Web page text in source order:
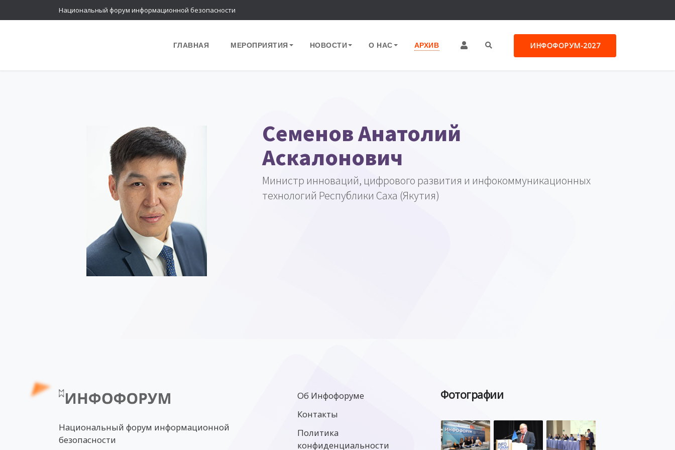
Национальный форум информационной безопасности
ГЛАВНАЯ МЕРОПРИЯТИЯ НОВОСТИ О НАС АРХИВ ИНФОФОРУМ-2027
Семенов Анатолий
Аскалонович
Министр инноваций, цифрового развития и инфокоммуникационных
технологий Республики Саха (Якутия)
Национальный форум информационной
безопасности
Об Инфофоруме
Контакты
Политика
конфиденциальности
Фотографии